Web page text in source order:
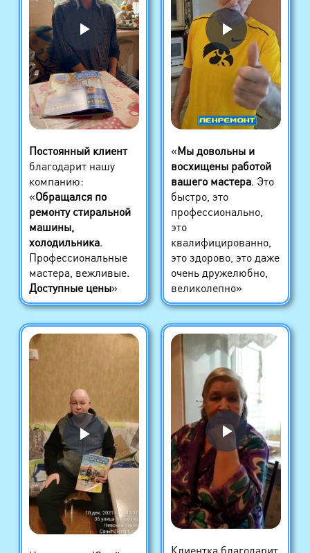
Постоянный клиент
благодарит нашу
компанию:
«Обращался по
ремонту стиральной
машины,
холодильника.
Профессиональные
мастера, вежливые.
Доступные цены»
«Мы довольны и
восхищены работой
вашего мастера. Это
быстро, это
профессионально,
это
квалифицированно,
это здорово, это даже
очень дружелюбно,
великолепно»
Клиентка благодарит